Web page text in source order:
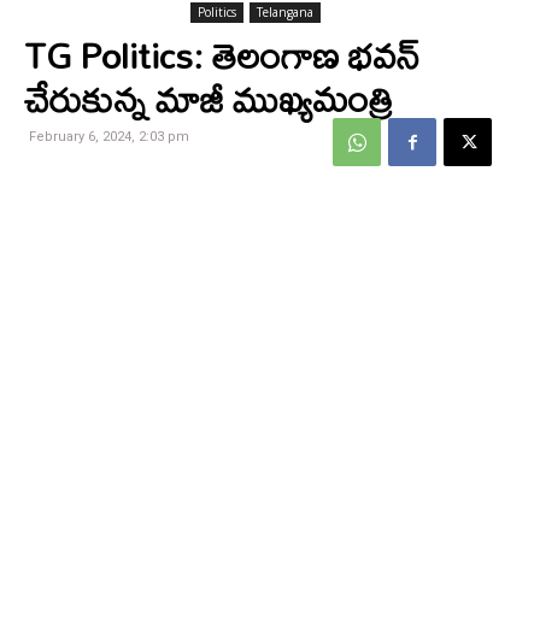
Politics Telangana
TG Politics: తెలంగాణ భవన్
చేరుకున్న మాజీ ముఖ్యమంత్రి
February 6, 2024, 2:03 pm